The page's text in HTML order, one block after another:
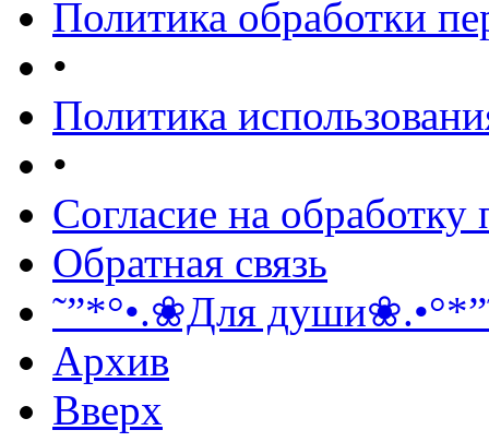
Политика обработки
•
Политика
•
Согласие на
Обратная связь
˜”*°•.❀Для
Архив
Вверх